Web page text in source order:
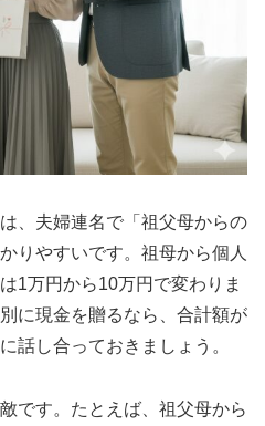
、夫婦連名で「祖父母からの
りやすいです。祖母から個人
1万円から10万円で変わりま
に現金を贈るなら、合計額が
話し合っておきましょう。
です。たとえば、祖父母から